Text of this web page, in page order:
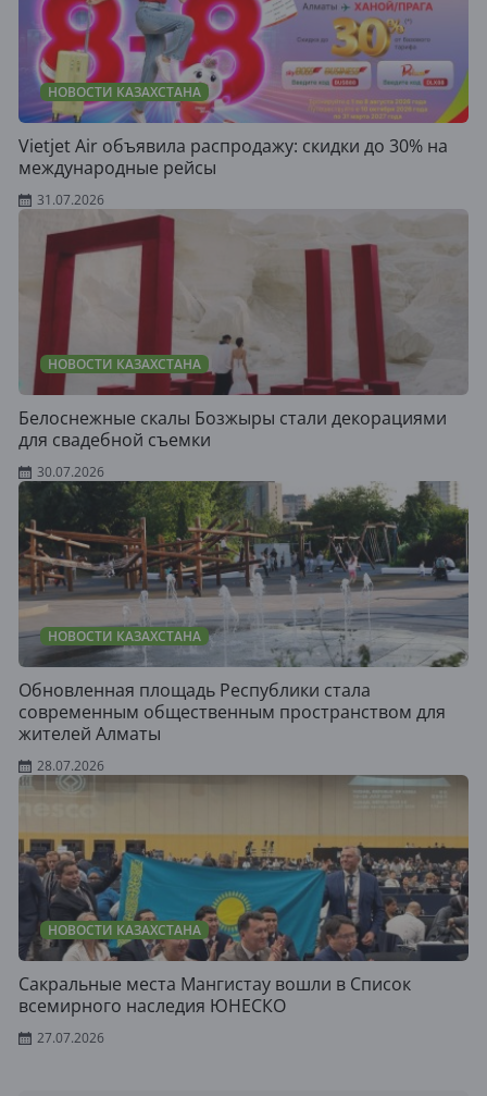
НОВОСТИ КАЗАХСТАНА
Vietjet Air объявила распродажу: скидки до 30% на
международные рейсы
31.07.2026
НОВОСТИ КАЗАХСТАНА
Белоснежные скалы Бозжыры стали декорациями
для свадебной съемки
30.07.2026
НОВОСТИ КАЗАХСТАНА
Обновленная площадь Республики стала
современным общественным пространством для
жителей Алматы
28.07.2026
НОВОСТИ КАЗАХСТАНА
Сакральные места Мангистау вошли в Список
всемирного наследия ЮНЕСКО
27.07.2026